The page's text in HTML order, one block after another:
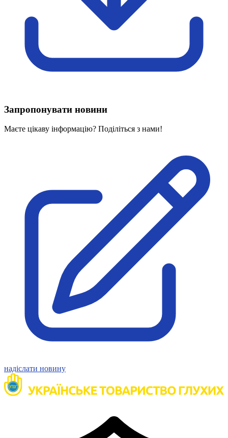
Харківська область
Херсонська область
Хмельницька область
Вивчаємо жестову мову
Дитяча сторінка
Новини про жестову мову
Проєкт "Жестова мова для поліцейських"
На допомогу військовим
Медична термінологія жестовою мовою
Нормативна база УТОГ
Конвенція ООН
Законодавство
Декларації
Документи ВФГ
Міжнародні документи
Запропонувати новини
Маєте цікаву інформацію? Поділіться з нами!
надіслати новину